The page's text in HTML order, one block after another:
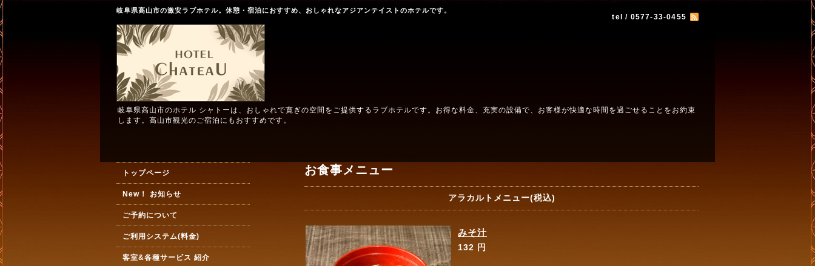
tel / 0577-33-0455
岐阜県高山市の激安ラブホテル。休憩・宿泊におすすめ、おしゃれなアジアンテイストのホテルです。
岐阜県高山市のホテル シャトーは、おしゃれで寛ぎの空間をご提供するラブホテルです。お得な料金、充実の設備で、お客様が快適な時間を過ごせることをお約束
します。高山市観光のご宿泊にもおすすめです。
お食事メニュー
アラカルトメニュー(税込)
みそ汁
132 円
トップページ
New！ お知らせ
ご予約について
ご利用システム(料金)
客室&各種サービス 紹介